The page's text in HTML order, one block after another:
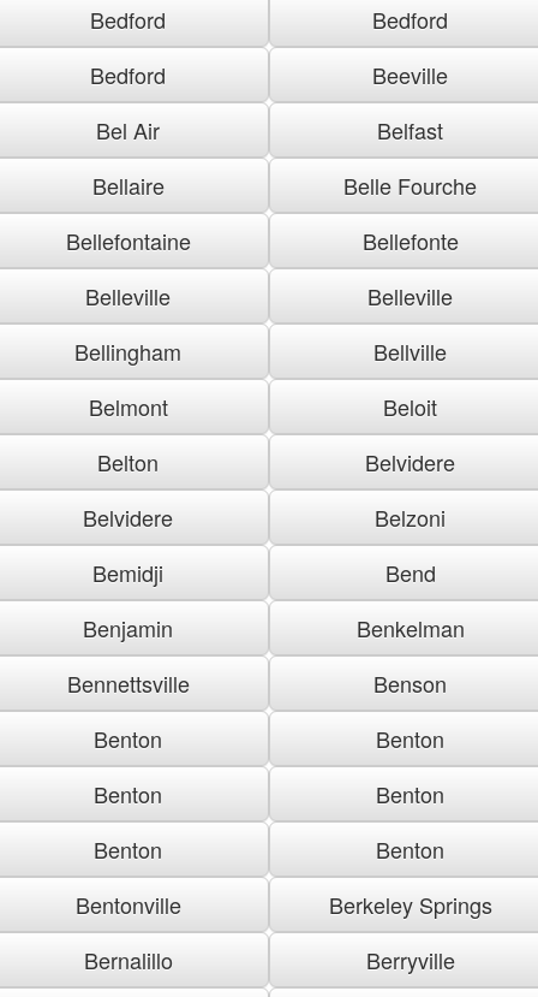
Bedford
Bedford
Bedford
Beeville
Bel Air
Belfast
Bellaire
Belle Fourche
Bellefontaine
Bellefonte
Belleville
Belleville
Bellingham
Bellville
Belmont
Beloit
Belton
Belvidere
Belvidere
Belzoni
Bemidji
Bend
Benjamin
Benkelman
Bennettsville
Benson
Benton
Benton
Benton
Benton
Benton
Benton
Bentonville
Berkeley Springs
Bernalillo
Berryville